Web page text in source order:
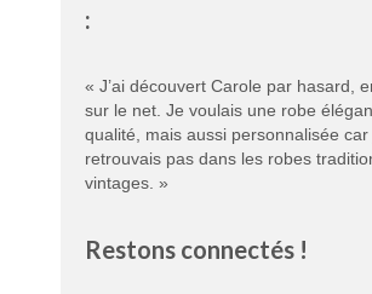
:
« J’ai découvert Carole par hasard,
sur le net. Je voulais une robe
qualité, mais aussi personnalisée
retrouvais pas dans les robes
vintages. »
Restons connectés !